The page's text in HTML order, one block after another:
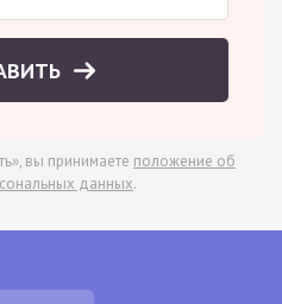
вы принимаете положение об
данных.